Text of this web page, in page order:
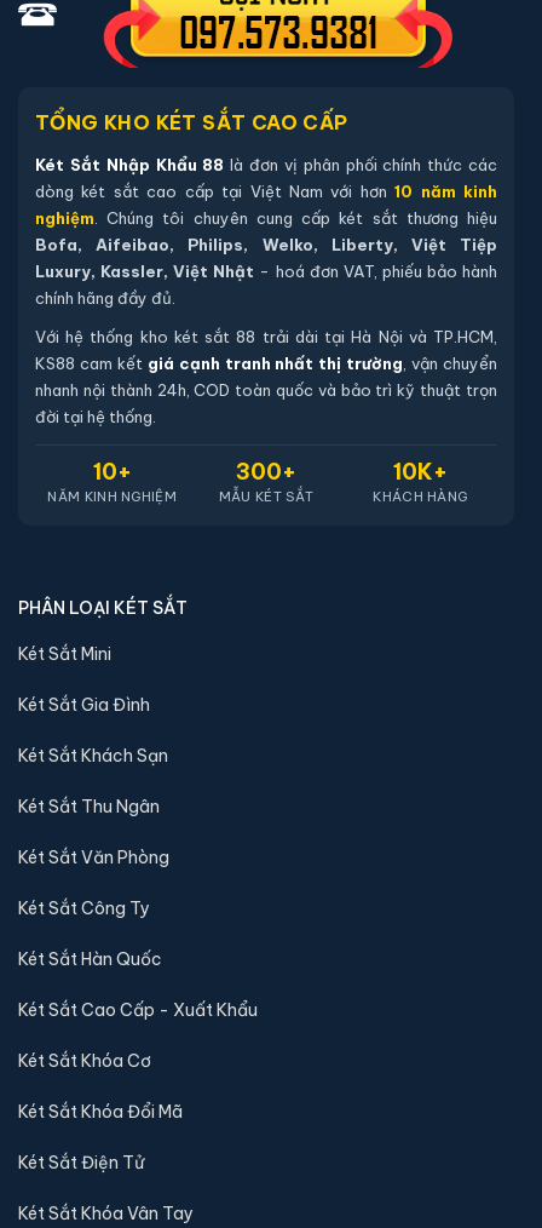
trước với chúng tôi để kiểm tra mẫu sản phẩm của
quý khách hàng còn hàng tại hệ thống kho không, nếu
thể qua xem trực tiếp, trường hợp không có két sắt
tới quý khách
Sản phẩm cùng dòng Két sắt Bofa
Khám phá thêm các mẫu thuộc dòng
sánh kích thước, công nghệ khoá và mức giá trước khi đặt
hàng.
📐 Kích thước:30 x 37.5 x 30 cm
⚖️ Trọng lượng:15 kg
🛡️ Bảo hành:36 tháng
3,600,000 đ
TỔNG KHO KÉT SẮT CAO CẤP
Két Sắt Nhập Khẩu 88 là đơn vị phân phối chính thức các
dòng két sắt cao cấp tại Việt Nam với hơn10 năm kinh
nghiệm . Chúng tôi chuyên cung cấp két sắt thương hiệu
Bofa, Aifeibao, Philips, Welko, Liberty, Việt Tiệp
Luxury, Kassler, Việt Nhật - hoá đơn VAT, phiếu bảo hành
chính hãng đầy đủ.
Với hệ thống kho két sắt 88 trải dài tại Hà Nội và TP.HCM,
KS88 cam kết giá cạnh tranh nhất thị trường , vận chuyển
nhanh nội thành 24h, COD toàn quốc và bảo trì kỹ thuật trọn
đời tại hệ thống.
10+
NĂM KINH NGHIỆM
300+
MẪU KÉT SẮT
10K+
KHÁCH HÀNG
PHÂN LOẠI KÉT SẮT
Két Sắt Mini
Két Sắt Gia Đình
Két Sắt Khách Sạn
Két Sắt Thu Ngân
Két Sắt Văn Phòng
Két Sắt Công Ty
Két Sắt Hàn Quốc
Két Sắt Cao Cấp - Xuất Khẩu
Két Sắt Khóa Cơ
Két Sắt Khóa Đổi Mã
Két Sắt Điện Tử
Két Sắt Khóa Vân Tay